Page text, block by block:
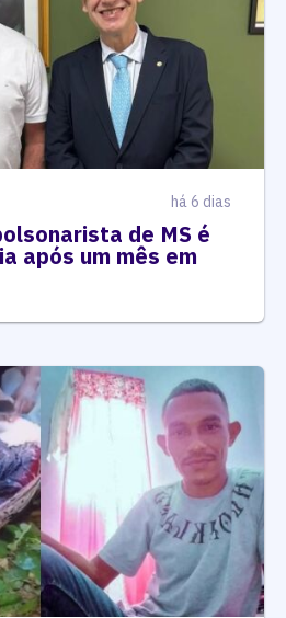
há 6 dias
de MS é
após um mês em